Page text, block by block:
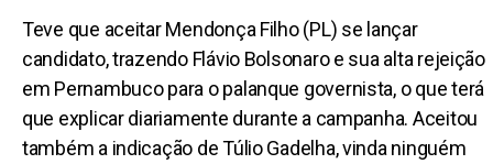
Teve que aceitar Mendonça Filho (PL) se lançar
candidato, trazendo Flávio Bolsonaro e sua alta rejeição
em Pernambuco para o palanque governista, o que terá
que explicar diariamente durante a campanha. Aceitou
também a indicação de Túlio Gadelha, vinda ninguém